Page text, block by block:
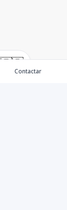
🇫🇷
Contactar